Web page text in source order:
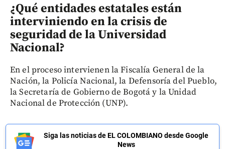
¿Qué entidades estatales están
interviniendo en la crisis de
seguridad de la Universidad
Nacional?
En el proceso intervienen la Fiscalía General de la
Nación, la Policía Nacional, la Defensoría del Pueblo,
la Secretaría de Gobierno de Bogotá y la Unidad
Nacional de Protección (UNP).
Siga las noticias de EL COLOMBIANO desde Google
News